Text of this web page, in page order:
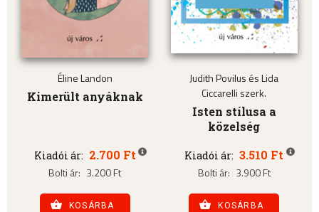
Éline Landon
Kimerült anyáknak
Kiadói ár: 2.700 Ft
Bolti ár: 3.200 Ft
KOSÁRBA
Judith Povilus és Lida
Ciccarelli szerk.
Isten stílusa a
közelség
Kiadói ár: 3.510 Ft
Bolti ár: 3.900 Ft
KOSÁRBA